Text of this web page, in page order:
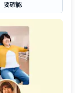
要確認